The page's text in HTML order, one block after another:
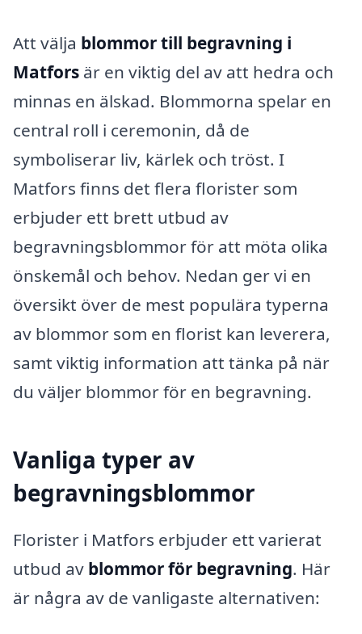
Att välja blommor till begravning i
Matfors är en viktig del av att hedra och
minnas en älskad. Blommorna spelar en
central roll i ceremonin, då de
symboliserar liv, kärlek och tröst. I
Matfors finns det flera florister som
erbjuder ett brett utbud av
begravningsblommor för att möta olika
önskemål och behov. Nedan ger vi en
översikt över de mest populära typerna
av blommor som en florist kan leverera,
samt viktig information att tänka på när
du väljer blommor för en begravning.
Vanliga typer av
begravningsblommor
Florister i Matfors erbjuder ett varierat
utbud av blommor för begravning. Här
är några av de vanligaste alternativen: